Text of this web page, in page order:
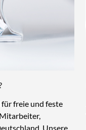
freie und feste
Unsere